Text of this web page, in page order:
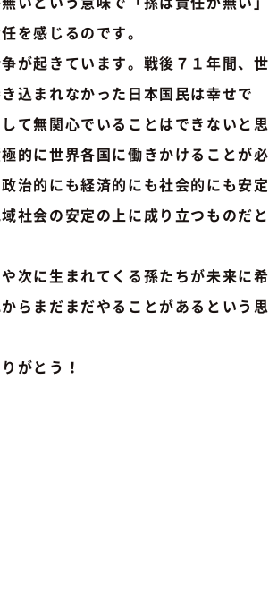
を感じるのです。
が起きています。戦後７１年間、世
込まれなかった日本国民は幸せで
て無関心でいることはできないと思
的に世界各国に働きかけることが必
治的にも経済的にも社会的にも安定
社会の安定の上に成り立つものだと
次に生まれてくる孫たちが未来に希
らまだまだやることがあるという思
がとう！